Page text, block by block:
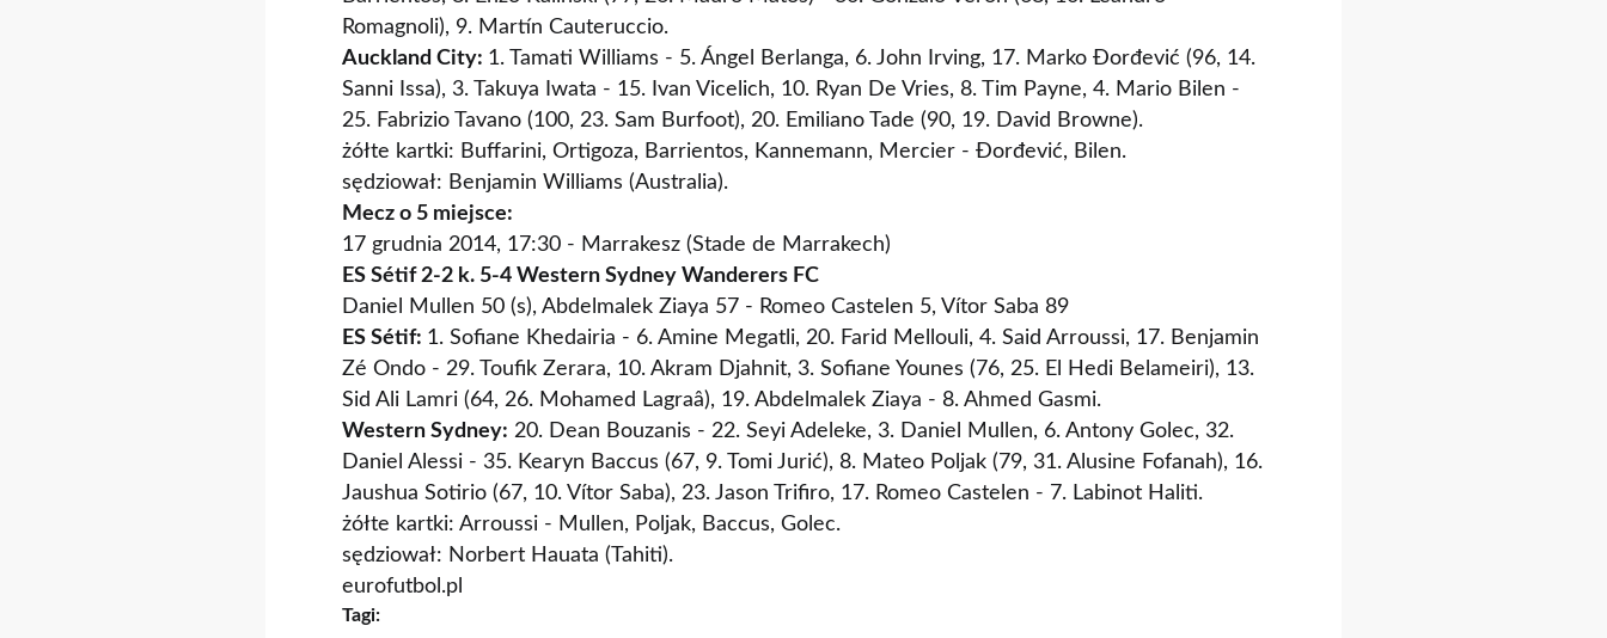
Romagnoli), 9. Martín Cauteruccio.
Auckland City: 1. Tamati Williams - 5. Ángel Berlanga, 6. John Irving, 17. Marko Đorđević (96, 14.
Sanni Issa), 3. Takuya Iwata - 15. Ivan Vicelich, 10. Ryan De Vries, 8. Tim Payne, 4. Mario Bilen -
25. Fabrizio Tavano (100, 23. Sam Burfoot), 20. Emiliano Tade (90, 19. David Browne).
żółte kartki: Buffarini, Ortigoza, Barrientos, Kannemann, Mercier - Đorđević, Bilen.
sędziował: Benjamin Williams (Australia).
Mecz o 5 miejsce:
17 grudnia 2014, 17:30 - Marrakesz (Stade de Marrakech)
ES Sétif 2-2 k. 5-4 Western Sydney Wanderers FC
Daniel Mullen 50 (s), Abdelmalek Ziaya 57 - Romeo Castelen 5, Vítor Saba 89
ES Sétif: 1. Sofiane Khedairia - 6. Amine Megatli, 20. Farid Mellouli, 4. Said Arroussi, 17. Benjamin
Zé Ondo - 29. Toufik Zerara, 10. Akram Djahnit, 3. Sofiane Younes (76, 25. El Hedi Belameiri), 13.
Sid Ali Lamri (64, 26. Mohamed Lagraâ), 19. Abdelmalek Ziaya - 8. Ahmed Gasmi.
Western Sydney: 20. Dean Bouzanis - 22. Seyi Adeleke, 3. Daniel Mullen, 6. Antony Golec, 32.
Daniel Alessi - 35. Kearyn Baccus (67, 9. Tomi Jurić), 8. Mateo Poljak (79, 31. Alusine Fofanah), 16.
Jaushua Sotirio (67, 10. Vítor Saba), 23. Jason Trifiro, 17. Romeo Castelen - 7. Labinot Haliti.
żółte kartki: Arroussi - Mullen, Poljak, Baccus, Golec.
sędziował: Norbert Hauata (Tahiti).
eurofutbol.pl
Tagi: